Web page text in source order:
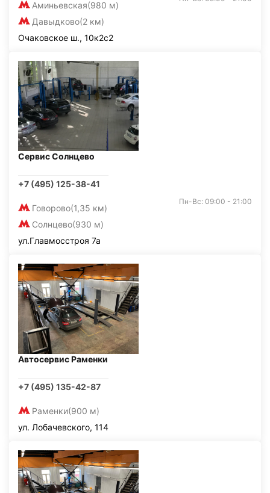
Аминьевская(980 м)
Давыдково(2 км)
Очаковское ш., 10к2с2
Сервис Солнцево
+7 (495) 125-38-41
Говорово(1,35 км)
Солнцево(930 м)
Пн-Вс: 09:00 - 21:00
ул.Главмосстроя 7а
Автосервис Раменки
+7 (495) 135-42-87
Раменки(900 м)
ул. Лобачевского, 114